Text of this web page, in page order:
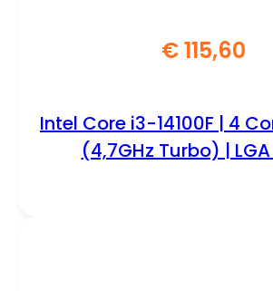
€115,60
Intel Core i3-14100F | 4
(4,7GHz Turbo) |